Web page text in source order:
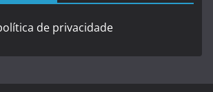
de privacidade